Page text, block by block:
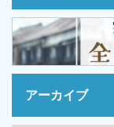
アーカイブ